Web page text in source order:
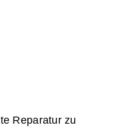
Reparatur zu